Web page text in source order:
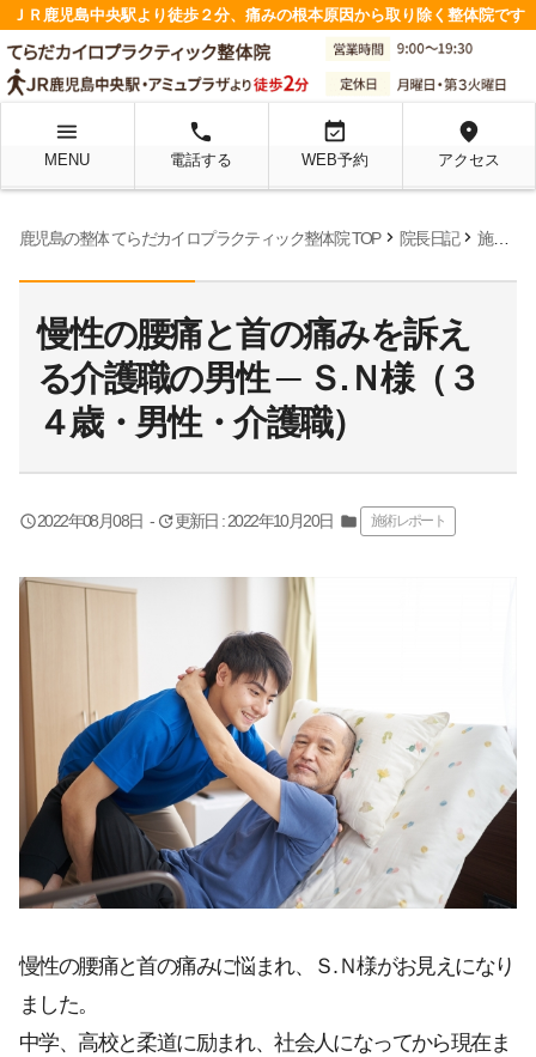
ＪＲ鹿児島中央駅より徒歩２分、痛みの根本原因から取り除く整体院です
menu
MENU
local_phone
電話する
event_available
WEB予約
location_on
アクセス
鹿児島の整体 てらだカイロプラクティック整体院 TOPchevron_right 院長日記chevron_right施術レポート
慢性の腰痛と首の痛みを訴え
る介護職の男性 ─ Ｓ.Ｎ様（３
４歳・男性・介護職）
query_builder2022年08月08日 - update更新日 : 2022年10月20日 folder 施術レポート
慢性の腰痛と首の痛みに悩まれ、Ｓ.Ｎ様がお見えになり
ました。
中学、高校と柔道に励まれ、社会人になってから現在ま